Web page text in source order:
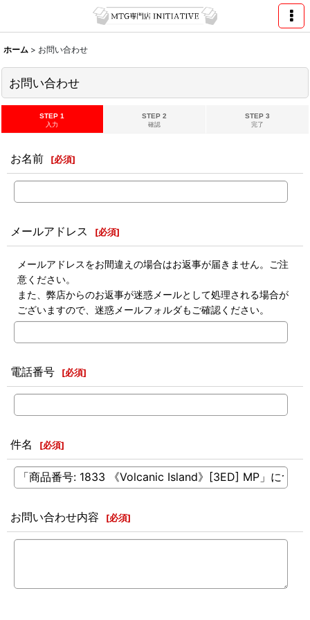
ホーム > お問い合わせ
お問い合わせ
STEP 1
入力
STEP 2
確認
STEP 3
完了
お名前 [必須]
メールアドレス [必須]
メールアドレスをお間違えの場合はお返事が届きません。ご注
意ください。
また、弊店からのお返事が迷惑メールとして処理される場合が
ございますので、迷惑メールフォルダもご確認ください。
電話番号 [必須]
件名 [必須]
お問い合わせ内容 [必須]